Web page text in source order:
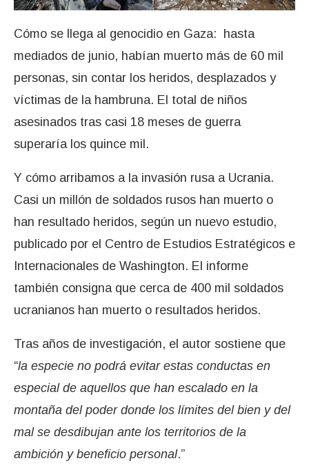
Cómo se llega al genocidio en Gaza: hasta
mediados de junio, habían muerto más de 60 mil
personas, sin contar los heridos, desplazados y
víctimas de la hambruna. El total de niños
asesinados tras casi 18 meses de guerra
superaría los quince mil.
Y cómo arribamos a la invasión rusa a Ucrania.
Casi un millón de soldados rusos han muerto o
han resultado heridos, según un nuevo estudio,
publicado por el Centro de Estudios Estratégicos e
Internacionales de Washington. El informe
también consigna que cerca de 400 mil soldados
ucranianos han muerto o resultados heridos.
Tras años de investigación, el autor sostiene que
“la especie no podrá evitar estas conductas en
especial de aquellos que han escalado en la
montaña del poder donde los límites del bien y del
mal se desdibujan ante los territorios de la
ambición y beneficio personal.”